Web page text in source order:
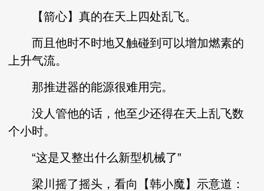
【箭心】真的在天上四处乱飞。
而且他时不时地又触碰到可以增加燃素的
上升气流。
那推进器的能源很难用完。
没人管他的话，他至少还得在天上乱飞数
个小时。
“这是又整出什么新型机械了”
梁川摇了摇头，看向【韩小魔】示意道：